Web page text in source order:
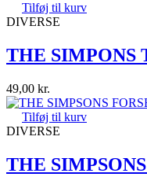
Tilføj til kurv
DIVERSE
THE SIMPONS
49,00 kr.
Tilføj til kurv
DIVERSE
THE